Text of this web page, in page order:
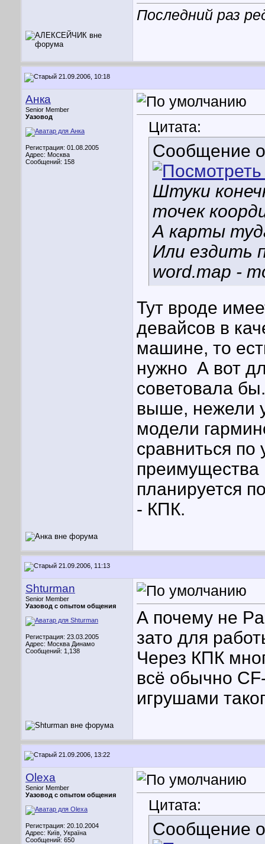
Последний раз
21.09.2006, 10:18
Анка
Senior Member
Уазовод
Регистрация: 01.08.2005
Адрес: Москва
Сообщений: 158
Цитата:
Сообщение
Штуки
точек
А карты
Или ездить
word.map -
Тут вроде
девайсов в
машине, то
нужно А вот
советовала
выше, нежели
модели
сравниться по
преимущества
планируется
- КПК.
21.09.2006, 11:13
Shturman
Senior Member
Уазовод с опытом общения
Регистрация: 23.03.2005
Адрес: Москва Динамо
Сообщений: 1,138
А почему не
зато для
Через КПК
всё обычно
игрушами
21.09.2006, 13:22
Olexa
Senior Member
Уазовод с опытом общения
Регистрация: 20.10.2004
Адрес: Київ, Україна
Сообщений: 650
Цитата:
Сообщение